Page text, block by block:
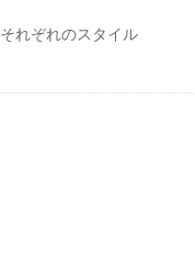
それぞれのスタイル